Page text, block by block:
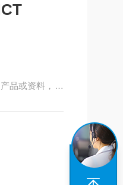
品或资料，请